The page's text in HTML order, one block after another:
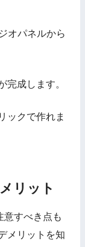
オパネルから
完成します。
ックで作れま
リット
意すべき点も
メリットを知